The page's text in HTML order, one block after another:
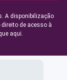
A disponibilização
de acesso à
aqui.